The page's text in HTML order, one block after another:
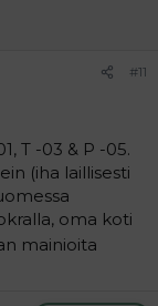
#11
T -03 & P -05.
(iha laillisesti
oma koti
mainioita